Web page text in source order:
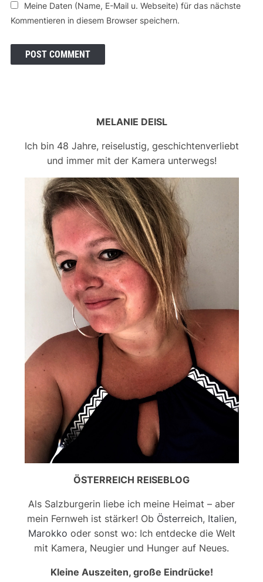
Meine Daten (Name, E-Mail u. Webseite) für das nächste
Kommentieren in diesem Browser speichern.
MELANIE DEISL
Ich bin 48 Jahre, reiselustig, geschichtenverliebt
und immer mit der Kamera unterwegs!
ÖSTERREICH REISEBLOG
Als Salzburgerin liebe ich meine Heimat – aber
mein Fernweh ist stärker! Ob Österreich, Italien,
Marokko oder sonst wo: Ich entdecke die Welt
mit Kamera, Neugier und Hunger auf Neues.
Kleine Auszeiten, große Eindrücke!